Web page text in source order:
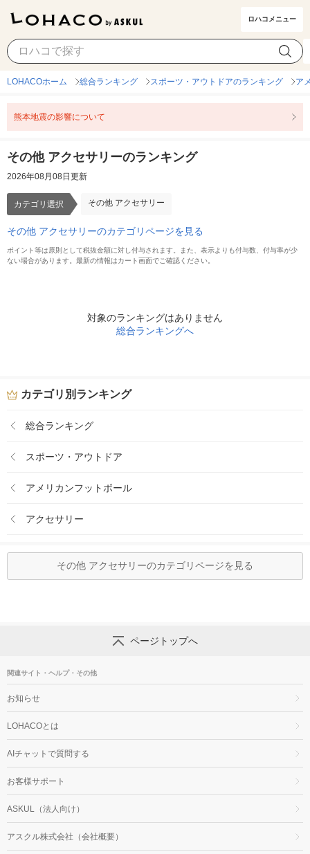
ロハコメニュー
その他 アクセサリー カテゴリ選択
LOHACOホーム 総合ランキング スポーツ・アウトドアのランキング ア
熊本地震の影響について
その他 アクセサリーのランキング
2026年08月08日更新
カテゴリ選択 その他 アクセサリー
その他 アクセサリーのカテゴリページを見る
ポイント等は原則として税抜金額に対し付与されます。また、表示よりも付与数、付与率が少
ない場合があります。最新の情報はカート画面でご確認ください。
対象のランキングはありません
総合ランキングへ
カテゴリ別ランキング
総合ランキング
スポーツ・アウトドア
アメリカンフットボール
アクセサリー
その他 アクセサリーのカテゴリページを見る
ページトップへ
関連サイト・ヘルプ・その他
お知らせ
LOHACOとは
AIチャットで質問する
お客様サポート
ASKUL（法人向け）
アスクル株式会社（会社概要）